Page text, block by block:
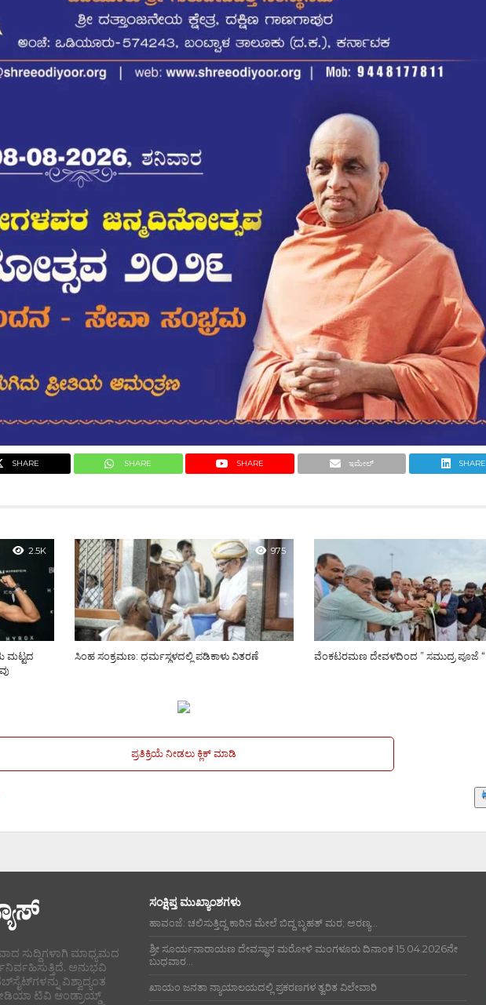
SHARE SHARE SHARE ಇಮೇಲ್ SHARE
2.5K
ಮಟ್ಟದ
975
ಸಿಂಹ ಸಂಕ್ರಮಣ: ಧರ್ಮಸ್ಥಳದಲ್ಲಿ ಪಡಿಕಾಳು ವಿತರಣೆ ವೆಂಕಟರಮಣ ದೇವಳದಿಂದ ” ಸಮುದ್ರ ಪೂಜೆ “
ಪ್ರತಿಕ್ರಿಯೆ ನೀಡಲು ಕ್ಲಿಕ್ ಮಾಡಿ
ಸುದ್ದಿಗಳಾಗಿ ಮಾಧ್ಯಮದ
ಅನುಭವಿ
ವಿಶ್ವಾದ್ಯಂತ
ಟಿವಿ ಆಂಡ್ರಾಯ್ಡ್
ಸಂಕ್ಷಿಪ್ತ ಮುಖ್ಯಾಂಶಗಳು
ಹಾವಂಜೆ: ಚಲಿಸುತ್ತಿದ್ದ ಕಾರಿನ ಮೇಲೆ ಬಿದ್ದ ಬೃಹತ್ ಮರ; ಅರಣ್ಯ...
ಶ್ರೀ ಸೂರ್ಯನಾರಾಯಣ ದೇವಸ್ಥಾನ ಮರೋಳಿ ಮಂಗಳೂರು ದಿನಾಂಕ 15.04.2026ನೇ
ಬುಧವಾರ...
ಖಾಯಂ ಜನತಾ ನ್ಯಾಯಾಲಯದಲ್ಲಿ ಪ್ರಕರಣಗಳ ತ್ವರಿತ ವಿಲೇವಾರಿ